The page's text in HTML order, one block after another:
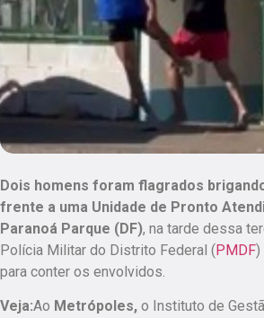
Dois homens foram flagrados
frente a uma Unidade de Pronto
Paranoá Parque (DF), na tarde dessa
Polícia Militar do Distrito Federal (PMDF)
para conter os envolvidos.
Veja:Ao Metrópoles, o Instituto de